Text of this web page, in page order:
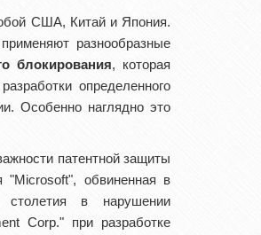
США, Китай и Япония.
разнообразные
блокирования, которая
определенного
Особенно наглядно это
патентной защиты
"Мicrosoft", обвиненная в
столетия в нарушении
Corp." при разработке